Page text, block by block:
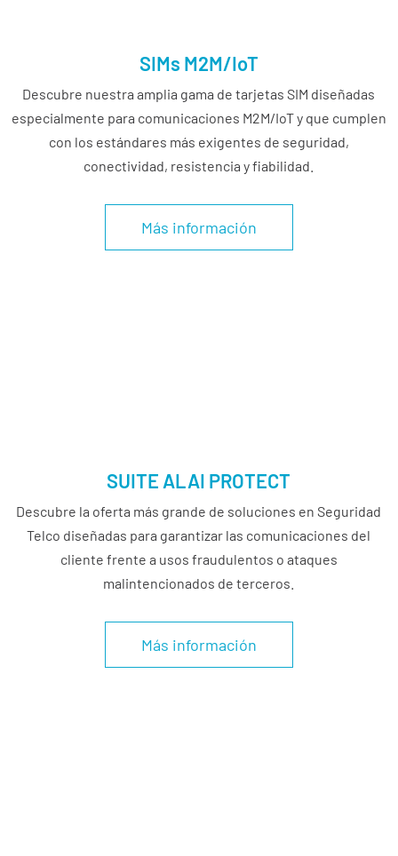
SIMs M2M/IoT
Descubre nuestra amplia gama de tarjetas SIM diseñadas
especialmente para comunicaciones M2M/IoT y que cumplen
con los estándares más exigentes de seguridad,
conectividad, resistencia y fiabilidad.
Más información
SUITE ALAI PROTECT
Descubre la oferta más grande de soluciones en Seguridad
Telco diseñadas para garantizar las comunicaciones del
cliente frente a usos fraudulentos o ataques
malintencionados de terceros.
Más información